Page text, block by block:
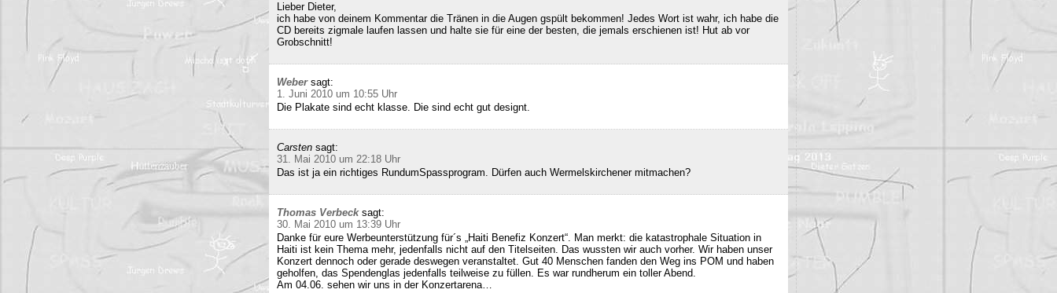
Lieber Dieter,
ich habe von deinem Kommentar die Tränen in die Augen gspült bekommen! Jedes Wort ist wahr, ich habe die
CD bereits zigmale laufen lassen und halte sie für eine der besten, die jemals erschienen ist! Hut ab vor
Grobschnitt!
Weber sagt:
1. Juni 2010 um 10:55 Uhr
Die Plakate sind echt klasse. Die sind echt gut designt.
Carsten sagt:
31. Mai 2010 um 22:18 Uhr
Das ist ja ein richtiges RundumSpassprogram. Dürfen auch Wermelskirchener mitmachen?
Thomas Verbeck sagt:
30. Mai 2010 um 13:39 Uhr
Danke für eure Werbeunterstützung für´s „Haiti Benefiz Konzert“. Man merkt: die katastrophale Situation in
Haiti ist kein Thema mehr, jedenfalls nicht auf den Titelseiten. Das wussten wir auch vorher. Wir haben unser
Konzert dennoch oder gerade deswegen veranstaltet. Gut 40 Menschen fanden den Weg ins POM und haben
geholfen, das Spendenglas jedenfalls teilweise zu füllen. Es war rundherum ein toller Abend.
Am 04.06. sehen wir uns in der Konzertarena…